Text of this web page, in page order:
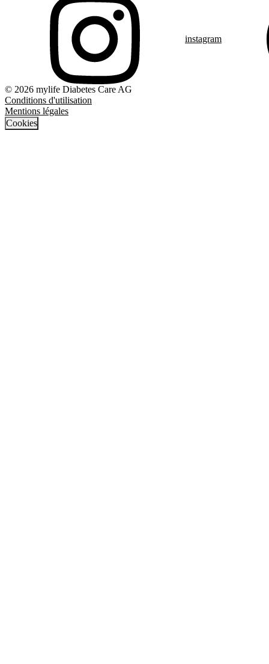
instagram
© 2026 mylife Diabetes Care AG
Conditions d'utilisation
Mentions légales
Cookies